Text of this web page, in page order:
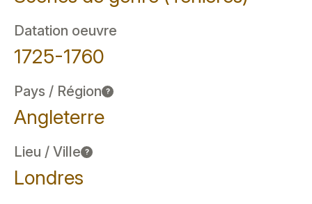
Datation oeuvre
1725-1760
Pays / Région ?
Angleterre
Lieu / Ville ?
Londres